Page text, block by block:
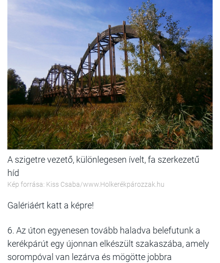
A szigetre vezető, különlegesen ívelt, fa szerkezetű
híd
Kép forrása: Kiss Csaba/www.Holkerékpározzak.hu
Galériáért katt a képre!
6. Az úton egyenesen tovább haladva belefutunk a
kerékpárút egy újonnan elkészült szakaszába, amely
sorompóval van lezárva és mögötte jobbra